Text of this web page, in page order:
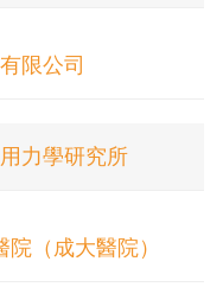
限公司
力學研究所
（成大醫院）